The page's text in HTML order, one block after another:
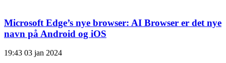
Microsoft Edge’s nye browser: AI Browser er det nye
navn på Android og iOS
19:43 03 jan 2024